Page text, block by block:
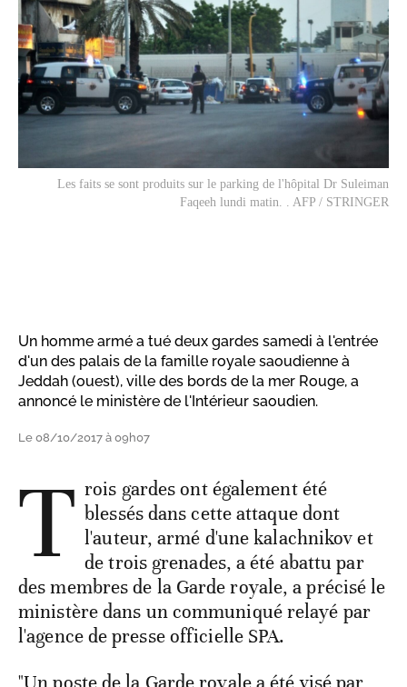
Les faits se sont produits sur le parking de l'hôpital Dr Suleiman
Faqeeh lundi matin. . AFP / STRINGER
Un homme armé a tué deux gardes samedi à l'entrée
d'un des palais de la famille royale saoudienne à
Jeddah (ouest), ville des bords de la mer Rouge, a
annoncé le ministère de l'Intérieur saoudien.
Le 08/10/2017 à 09h07
T rois gardes ont également été
blessés dans cette attaque dont
l'auteur, armé d'une kalachnikov et
de trois grenades, a été abattu par
des membres de la Garde royale, a précisé le
ministère dans un communiqué relayé par
l'agence de presse officielle SPA.
"Un poste de la Garde royale a été visé par